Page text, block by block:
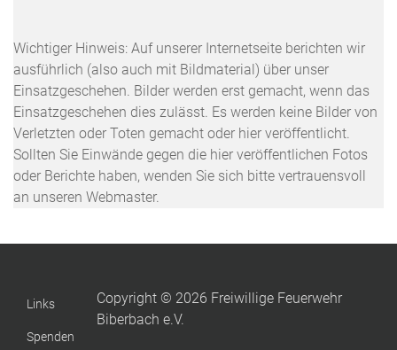
Wichtiger Hinweis: Auf unserer Internetseite berichten wir
ausführlich (also auch mit Bildmaterial) über unser
Einsatzgeschehen. Bilder werden erst gemacht, wenn das
Einsatzgeschehen dies zulässt. Es werden keine Bilder von
Verletzten oder Toten gemacht oder hier veröffentlicht.
Sollten Sie Einwände gegen die hier veröffentlichen Fotos
oder Berichte haben, wenden Sie sich bitte vertrauensvoll
an unseren Webmaster.
Links
Spenden
Copyright © 2026 Freiwillige Feuerwehr
Biberbach e.V.